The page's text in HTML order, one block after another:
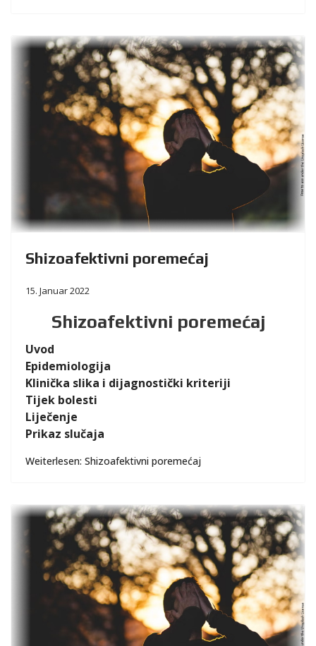
Shizoafektivni poremećaj
15. Januar 2022
Shizoafektivni poremećaj
Uvod
Epidemiologija
Klinička slika i dijagnostički kriteriji
Tijek bolesti
Liječenje
Prikaz slučaja
Weiterlesen: Shizoafektivni poremećaj